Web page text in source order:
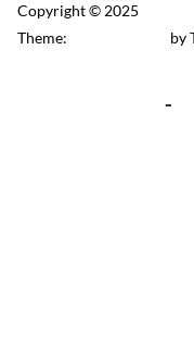
Copyright © 2025
Theme:
by
Recevez